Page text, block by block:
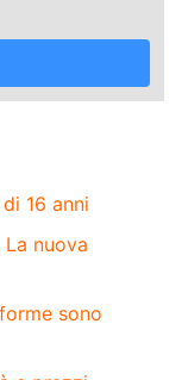
16 anni
nuova
sono